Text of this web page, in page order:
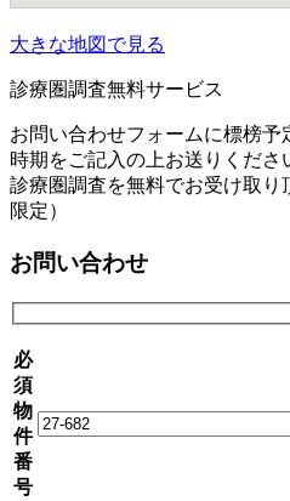
大きな地図で見る
診療圏調査無料サービス
お問い合わせフォームに標榜予
時期をご記入の上お送りくださ
診療圏調査を無料でお受け取り
限定）
お問い合わせ
必
須
物
件
番
号